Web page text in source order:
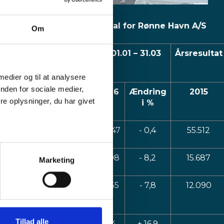
Om
og til at analysere
for sociale medier,
oplysninger, du har givet
Marketing
Tillad alle
Periodetal for Rønne Havn A/S
(kr. i 1.000)
Periode: 01.01 – 31.03 Årsresultat
2015 2016
Ændring
i %
2015
11.447 - 0,4 55.512
EBIT 2.068 1.898 - 8,2 15.687
Resultat for
1.144 1.055 - 7,8 12.090